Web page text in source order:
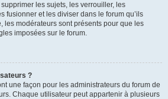
les sujets, les verrouiller, les
fusionner et les diviser dans le forum qu’ils
les modérateurs sont présents pour que les
imposées sur le forum.
?
une façon pour les administrateurs du forum de
Chaque utilisateur peut appartenir à plusieurs